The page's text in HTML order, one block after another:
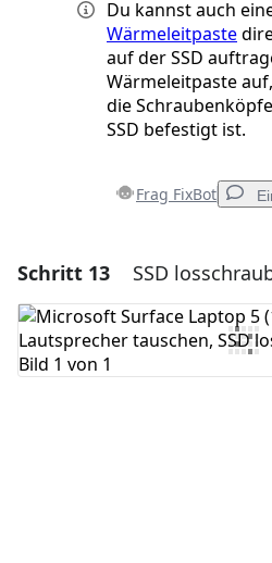
Du kannst auch
Wärmeleitpaste
auf der SSD
Wärmeleitpaste
die
SSD befestigt ist.
Frag FixBot
Einen Kommentar
Kommentar hinzufügen
Schritt 13 SSD